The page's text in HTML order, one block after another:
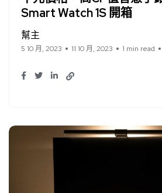
Smart Watch 1S 開箱
幫主
5 10 月, 2023 11 10 月, 2023 1 min read